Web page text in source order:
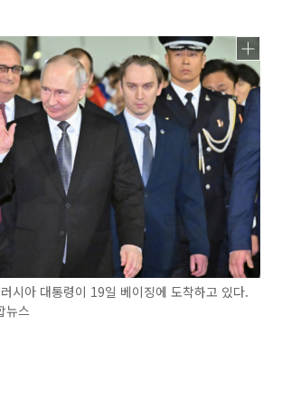
시아 대통령이 19일 베이징에 도착하고 있다.
뉴스